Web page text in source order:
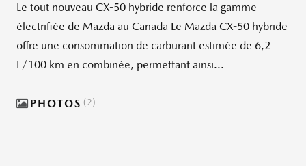
Le tout nouveau CX-50 hybride renforce la gamme
électrifiée de Mazda au Canada Le Mazda CX-50 hybride
offre une consommation de carburant estimée de 6,2
L/100 km en combinée, permettant ainsi...
PHOTOS 2